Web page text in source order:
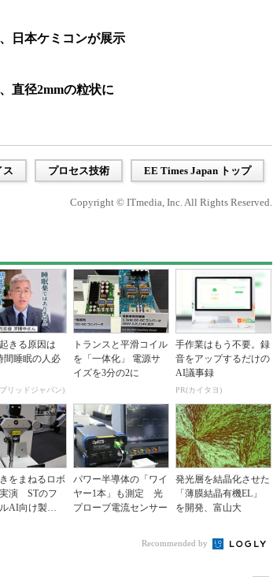
日本ケミコンが展示
直径2mmの粒状に
ス プロセス技術 EE Times Japan トップ
Copyright © ITmedia, Inc. All Rights Reserved.
起きる原因は
間睡眠の人必
リッドジャパン)
トランスと平滑コイル
を「一体化」 電源サ
イズを3分の2に
手作業はもう不要。録
音をアップするだけの
AI議事録
PR(カイタヨ)
をまねるロボ
演 STのフ
AI向け製品
パワー半導体の「ワイ
ヤー1本」も測定 光
プローブ電流センサー
発光層を結晶化させた
「薄膜結晶有機EL」
を開発、富山大
Recommended by